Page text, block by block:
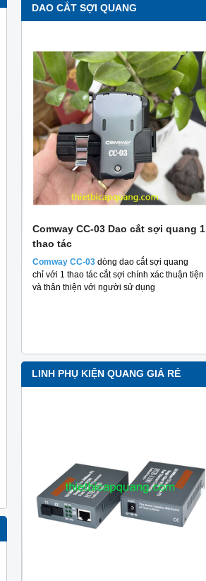
DAO CẮT SỢI QUANG
Comway CC-03 Dao cắt sợi quang 1
thao tác
Comway CC-03 dòng dao cắt sợi quang
chỉ với 1 thao tác cắt sợi chính xác thuận tiện
và thân thiện với người sử dụng
LINH PHỤ KIỆN QUANG GIÁ RẺ